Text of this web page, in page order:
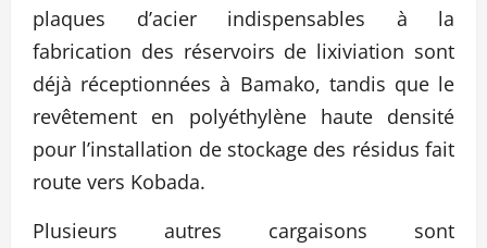
plaques d’acier indispensables à la
fabrication des réservoirs de lixiviation sont
déjà réceptionnées à Bamako, tandis que le
revêtement en polyéthylène haute densité
pour l’installation de stockage des résidus fait
route vers Kobada.
Plusieurs autres cargaisons sont